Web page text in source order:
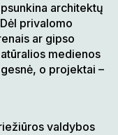
architektų
privalomo
ar gipso
medienos
o projektai –
valdybos